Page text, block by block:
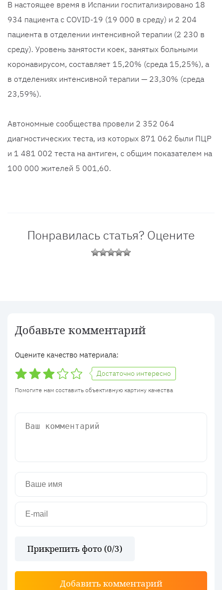
В настоящее время в Испании госпитализировано 18
934 пациента с COVID-19 (19 000 в среду) и 2 204
пациента в отделении интенсивной терапии (2 230 в
среду). Уровень занятости коек, занятых больными
коронавирусом, составляет 15,20% (среда 15,25%), а
в отделениях интенсивной терапии — 23,30% (среда
23,59%).
Автономные сообщества провели 2 352 064
диагностических теста, из которых 871 062 были ПЦР
и 1 481 002 теста на антиген, с общим показателем на
100 000 жителей 5 001,60.
Понравилась статья? Оцените
Добавьте комментарий
Оцените качество материала:
Достаточно интересно
Помогите нам составить объективную картину качества
Прикрепить фото (0/3)
Добавить комментарий